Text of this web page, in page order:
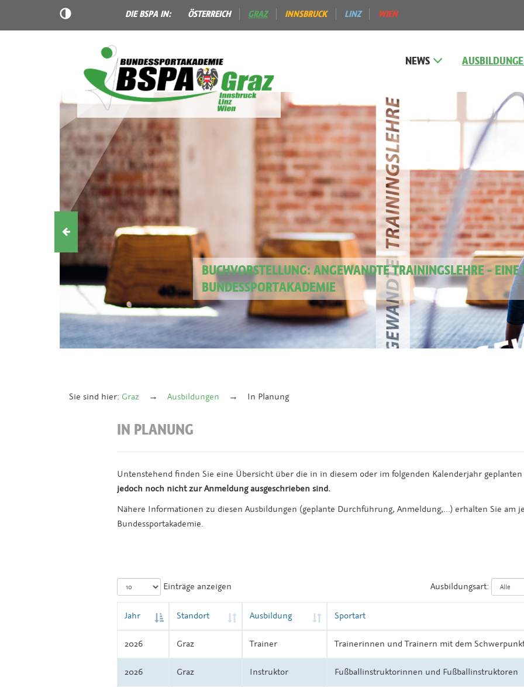
DIE BSPA IN: ÖSTERREICH GRAZ INNSBRUCK LINZ WIEN
NEWS
Vorheriges
BUCHVORSTELLUNG: ANGEWANDTE TRAININGSLEHRE - EINE
BUNDESSPORTAKADEMIE
Sie sind hier: Graz Ausbildungen In Planung
IN PLANUNG
Untenstehend finden Sie eine Übersicht über die in in diesem oder im folgenden Kalenderjahr geplanten
jedoch noch nicht zur Anmeldung ausgeschrieben sind.
Nähere Informationen zu diesen Ausbildungen (geplante Durchführung, Anmeldung,...) erhalten Sie am
Bundessportakademie.
Einträge anzeigen Ausbildungsart:
Jahr Standort Ausbildung Sportart
2026 Graz Trainer Trainerinnen und Trainern mit dem
2026 Graz Instruktor Fußballinstruktorinnen und Fußballinstruktoren